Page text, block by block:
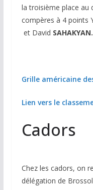
la troisième place au
compères à 4 points
et David SAHAKYAN.
Grille américaine
Lien vers le
Cadors
Chez les cadors, on
délégation de